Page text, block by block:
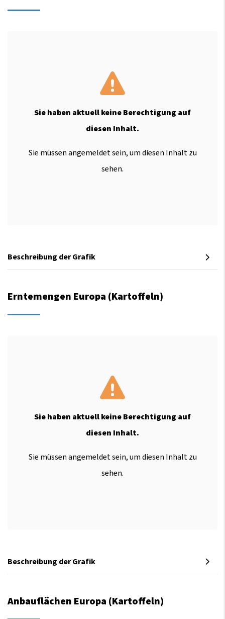
Sie haben aktuell keine Berechtigung auf
diesen Inhalt.
Sie müssen angemeldet sein, um diesen Inhalt zu
sehen.
Beschreibung der Grafik
Erntemengen Europa (Kartoffeln)
Sie haben aktuell keine Berechtigung auf
diesen Inhalt.
Sie müssen angemeldet sein, um diesen Inhalt zu
sehen.
Beschreibung der Grafik
Anbauflächen Europa (Kartoffeln)